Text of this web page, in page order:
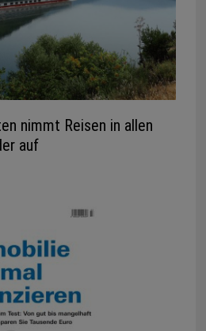
nimmt Reisen in allen
auf